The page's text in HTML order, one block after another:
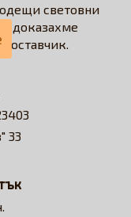
световни
доказахме
и изгодно
лещи.
и
лещи и
33